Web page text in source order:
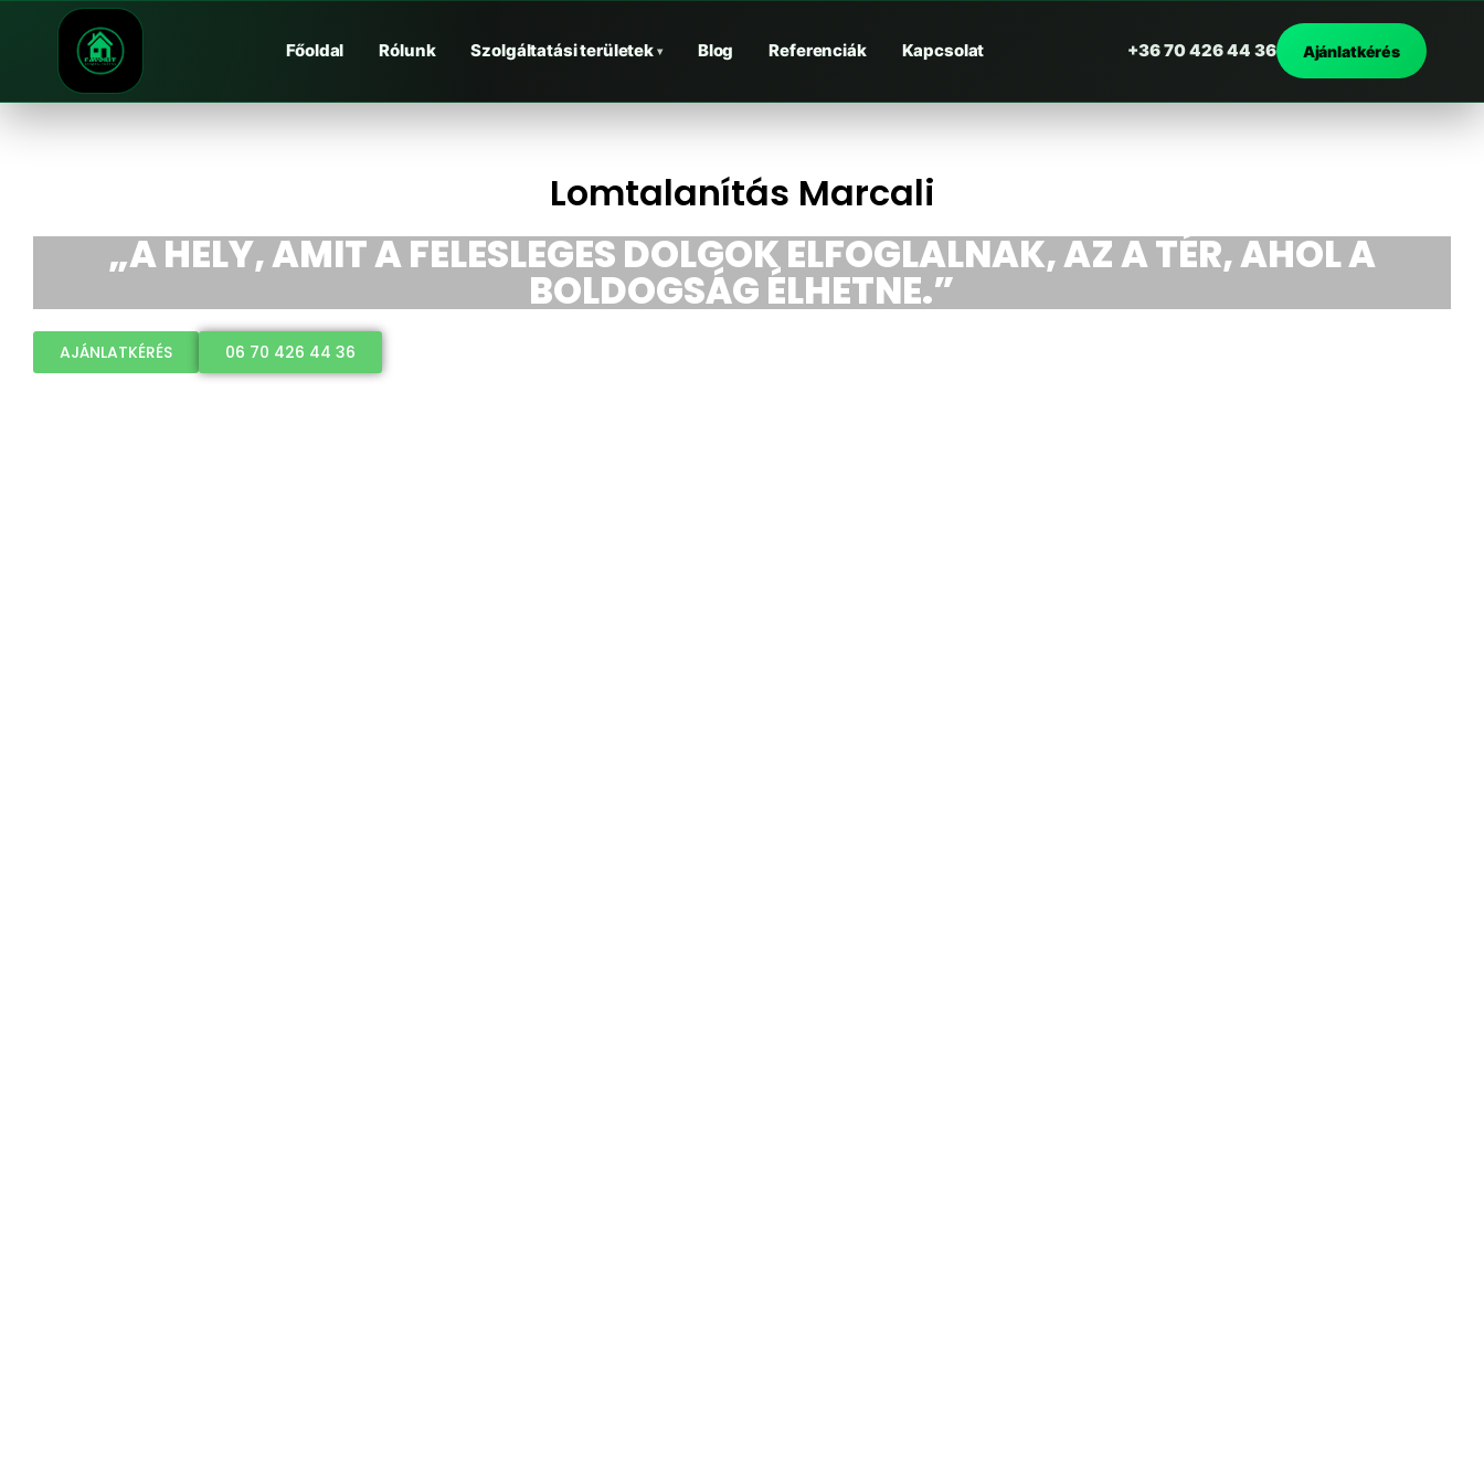
Főoldal Rólunk Szolgáltatási területek ▾ Blog Referenciák Kapcsolat +36 70 426 44 36 Ajánlatkérés
Lomtalanítás Marcali
„A HELY, AMIT A FELESLEGES DOLGOK ELFOGLALNAK, AZ A TÉR, AHOL A
BOLDOGSÁG ÉLHETNE.”
AJÁNLATKÉRÉS 06 70 426 44 36